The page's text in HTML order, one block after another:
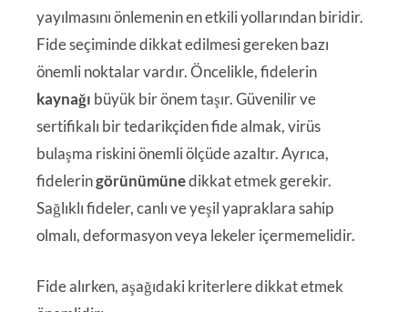
yayılmasını önlemenin en etkili yollarından biridir.
Fide seçiminde dikkat edilmesi gereken bazı
önemli noktalar vardır. Öncelikle, fidelerin
kaynağı büyük bir önem taşır. Güvenilir ve
sertifikalı bir tedarikçiden fide almak, virüs
bulaşma riskini önemli ölçüde azaltır. Ayrıca,
fideleringörünümünedikkat etmek gerekir.
Sağlıklı fideler, canlı ve yeşil yapraklara sahip
olmalı, deformasyon veya lekeler içermemelidir.
Fide alırken, aşağıdaki kriterlere dikkat etmek